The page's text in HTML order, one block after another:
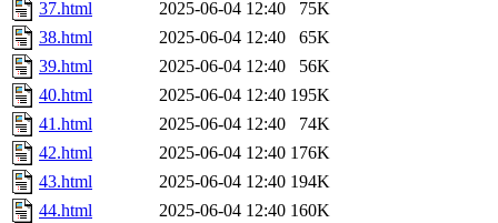
37.html
2025-06-04 12:40
75K
38.html
2025-06-04 12:40
65K
39.html
2025-06-04 12:40
56K
40.html
2025-06-04 12:40 195K
41.html
2025-06-04 12:40
74K
42.html
2025-06-04 12:40 176K
43.html
2025-06-04 12:40 194K
44.html
2025-06-04 12:40 160K